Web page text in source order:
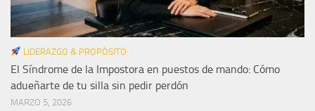
LIDERAZGO & PROPÓSITO
El Síndrome de la Impostora en puestos de mando: Cómo
adueñarte de tu silla sin pedir perdón
MARZO 5, 2026